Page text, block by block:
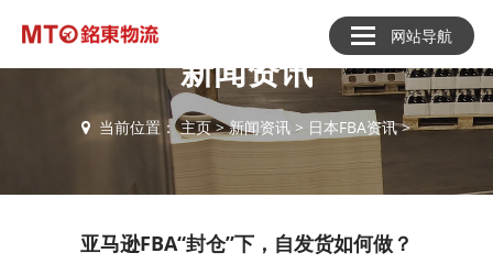
网站导航
新闻资讯
当前位置：主页>新闻资讯 > 日本FBA资讯>
亚马逊FBA“封仓”下，自发货如何做？